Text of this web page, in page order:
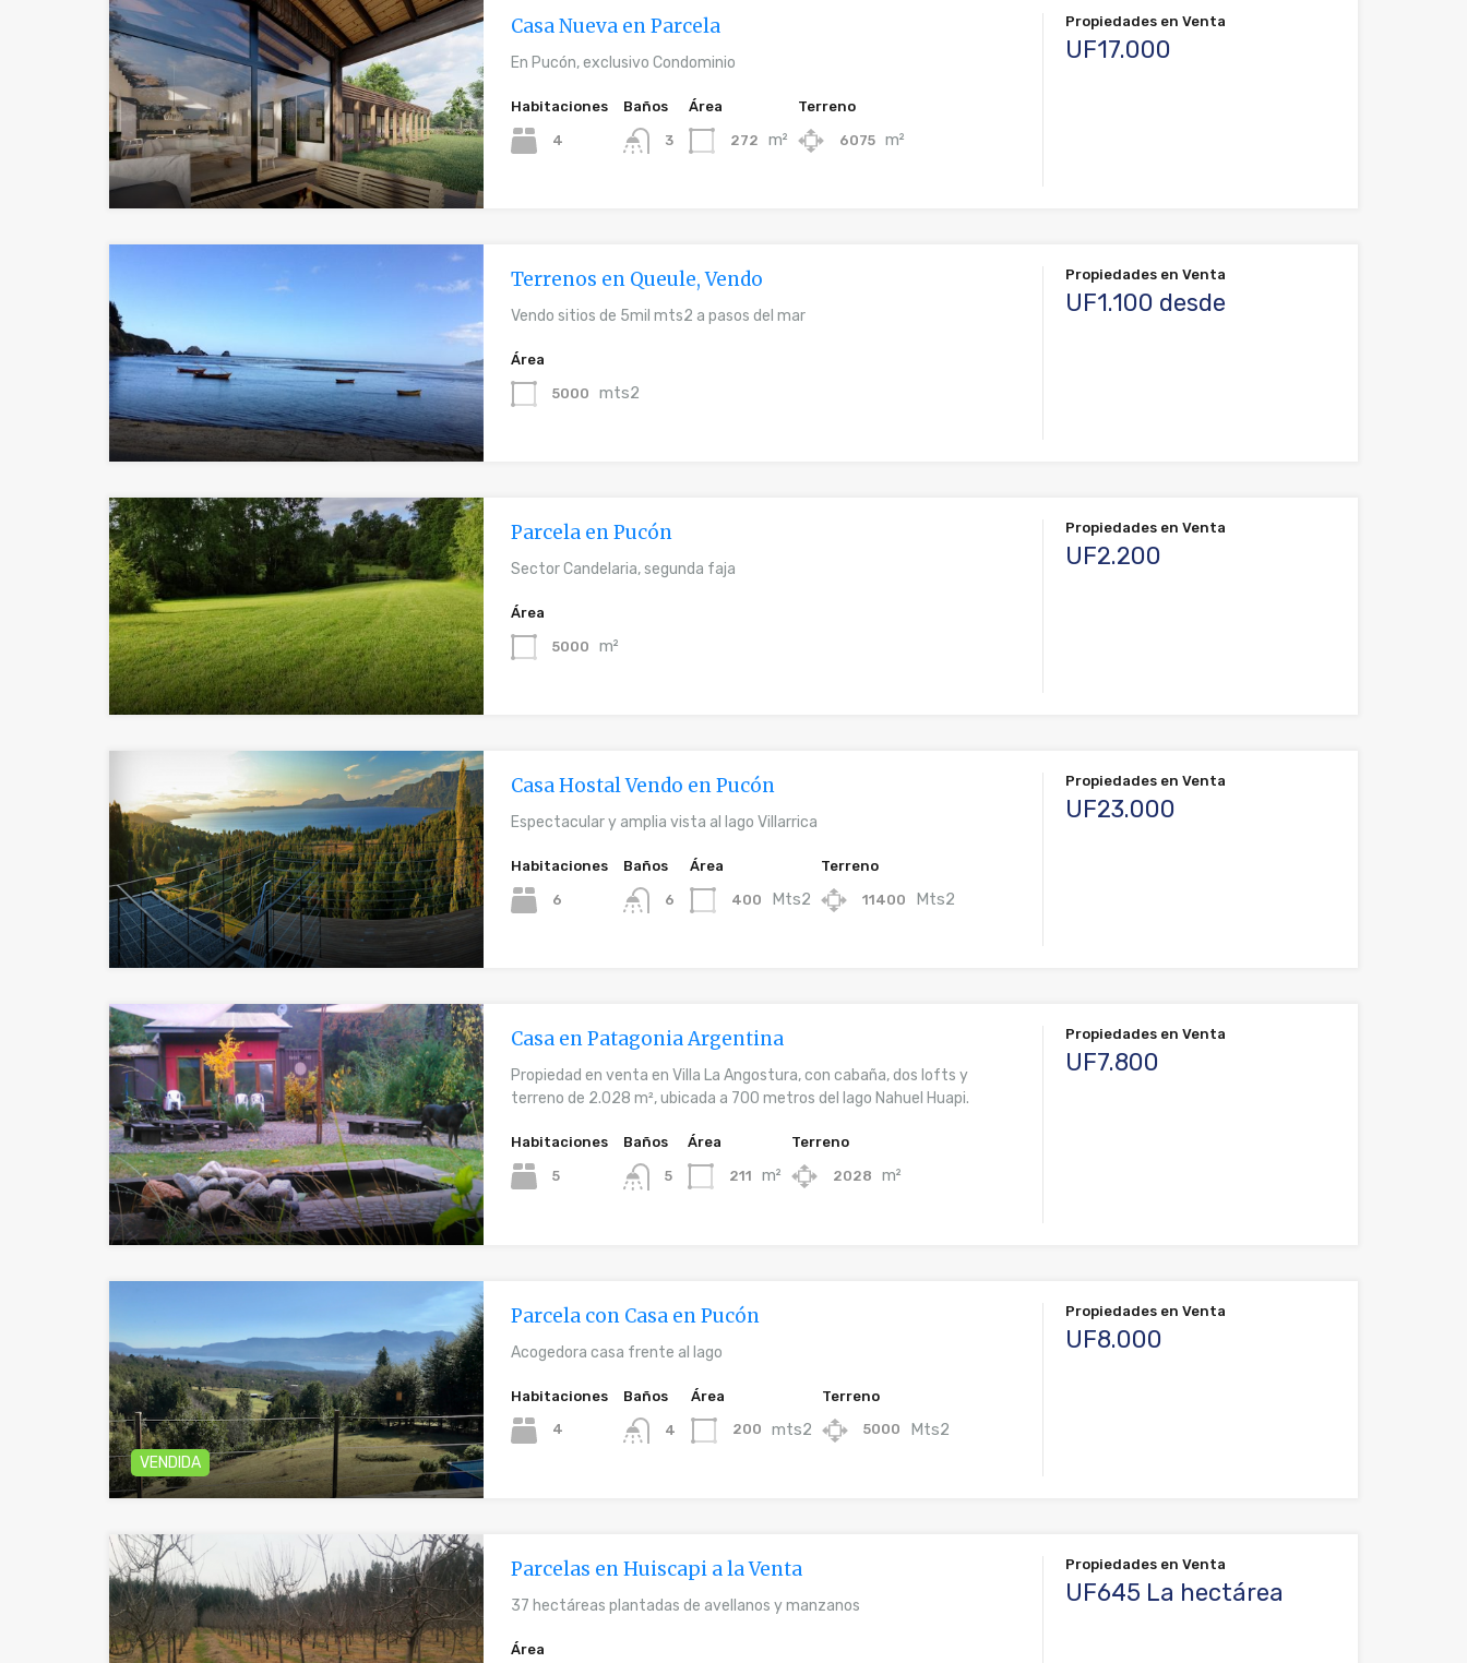
Casa Nueva en Parcela
En Pucón, exclusivo Condominio
Habitaciones
4
Baños
3
Área
272 m²
Terreno
6075 m²
Propiedades en Venta
UF17.000
Terrenos en Queule, Vendo
Vendo sitios de 5mil mts2 a pasos del mar
Área
5000 mts2
Propiedades en Venta
UF1.100 desde
Parcela en Pucón
Sector Candelaria, segunda faja
Área
5000 m²
Propiedades en Venta
UF2.200
Casa Hostal Vendo en Pucón
Espectacular y amplia vista al lago Villarrica
Habitaciones
6
Baños
6
Área
400 Mts2
Terreno
11400 Mts2
Propiedades en Venta
UF23.000
Casa en Patagonia Argentina
Propiedad en venta en Villa La Angostura, con cabaña, dos lofts y
terreno de 2.028 m², ubicada a 700 metros del lago Nahuel Huapi.
Habitaciones
5
Baños
5
Área
211 m²
Terreno
2028 m²
Propiedades en Venta
UF7.800
VENDIDA
Parcela con Casa en Pucón
Acogedora casa frente al lago
Habitaciones
4
Baños
4
Área
200 mts2
Terreno
5000 Mts2
Propiedades en Venta
UF8.000
Parcelas en Huiscapi a la Venta
37 hectáreas plantadas de avellanos y manzanos
Área
Propiedades en Venta
UF645 La hectárea